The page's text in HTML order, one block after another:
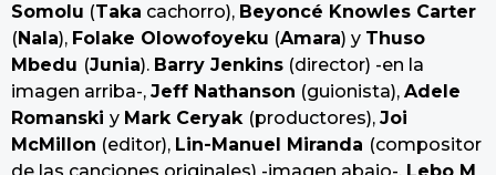
Somolu (Taka cachorro), Beyoncé Knowles Carter
(Nala), Folake Olowofoyeku (Amara) y Thuso
Mbedu (Junia). Barry Jenkins (director) -en la
imagen arriba-, Jeff Nathanson (guionista), Adele
Romanski y Mark Ceryak (productores), Joi
McMillon (editor), Lin-Manuel Miranda (compositor